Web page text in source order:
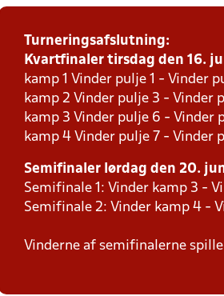
Turneringsafslutning:
Kvartfinaler tirsdag den 16.
kamp 1 Vinder pulje 1 - Vinder
kamp 2 Vinder pulje 3 - Vinder
kamp 3 Vinder pulje 6 - Vinder
kamp 4 Vinder pulje 7 - Vinder
Semifinaler lørdag den 20.
Semifinale 1: Vinder kamp 3 -
Semifinale 2: Vinder kamp 4 -
Vinderne af semifinalerne